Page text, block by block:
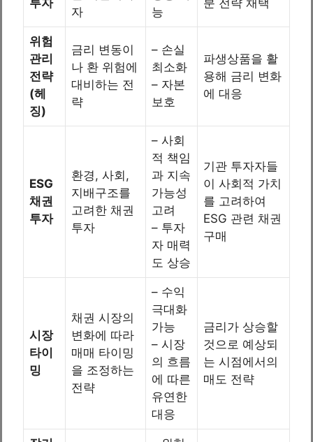
자
능
위험
관리
전략
(헤
징)
금리 변동이
나 환 위험에
대비하는 전
략
– 손실
최소화
– 자본
보호
파생상품을 활
용해 금리 변화
에 대응
ESG
채권
투자
환경, 사회,
지배구조를
고려한 채권
투자
– 사회
적 책임
과 지속
가능성
고려
– 투자
자 매력
도 상승
기관 투자자들
이 사회적 가치
를 고려하여
ESG 관련 채권
구매
시장
타이
밍
채권 시장의
변화에 따라
매매 타이밍
을 조정하는
전략
– 수익
극대화
가능
– 시장
의 흐름
에 따른
유연한
대응
금리가 상승할
것으로 예상되
는 시점에서의
매도 전략